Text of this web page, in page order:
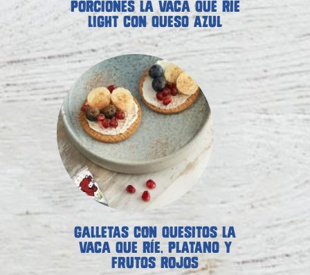
PORCIONES LA VACA QUE RÍE
LIGHT CON QUESO AZUL
GALLETAS CON QUESITOS LA
VACA QUE RÍE, PLATANO Y
FRUTOS ROJOS